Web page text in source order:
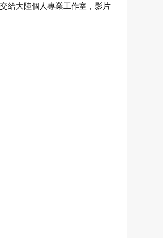
給大陸個人專業工作室， 影片